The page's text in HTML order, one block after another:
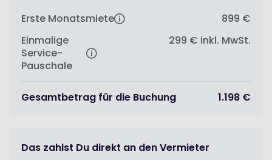
Erste Monatsmiete
899 €
Einmalige
Service-
Pauschale
299 € inkl. MwSt.
Gesamtbetrag für die Buchung 1.198 €
Das zahlst Du direkt an den Vermieter